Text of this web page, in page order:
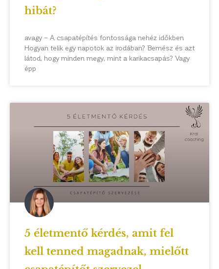
hibát?
avagy – A csapatépítés fontossága nehéz időkben
Hogyan telik egy napotok az irodában? Bemész és azt
látod, hogy minden megy, mint a karikacsapás? Vagy
épp
5 életmentő kérdés, amit fel
kell tenned magadnak, mielőtt